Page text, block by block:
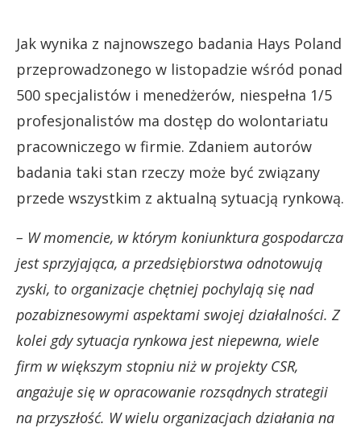
Jak wynika z najnowszego badania Hays Poland
przeprowadzonego w listopadzie wśród ponad
500 specjalistów i menedżerów, niespełna 1/5
profesjonalistów ma dostęp do wolontariatu
pracowniczego w firmie. Zdaniem autorów
badania taki stan rzeczy może być związany
przede wszystkim z aktualną sytuacją rynkową.
– W momencie, w którym koniunktura gospodarcza
jest sprzyjająca, a przedsiębiorstwa odnotowują
zyski, to organizacje chętniej pochylają się nad
pozabiznesowymi aspektami swojej działalności. Z
kolei gdy sytuacja rynkowa jest niepewna, wiele
firm w większym stopniu niż w projekty CSR,
angażuje się w opracowanie rozsądnych strategii
na przyszłość. W wielu organizacjach działania na